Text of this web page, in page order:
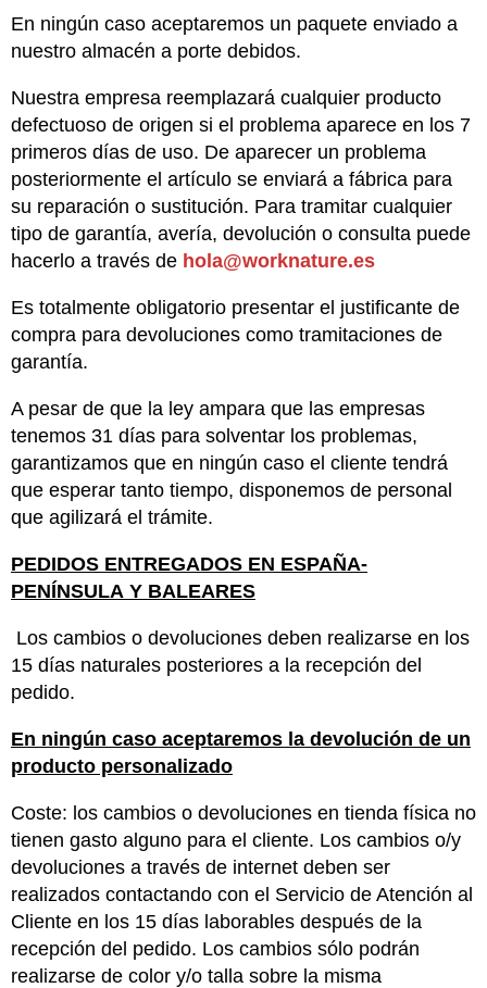
En ningún caso aceptaremos un paquete enviado a
nuestro almacén a porte debidos.
Nuestra empresa reemplazará cualquier producto
defectuoso de origen si el problema aparece en los 7
primeros días de uso. De aparecer un problema
posteriormente el artículo se enviará a fábrica para
su reparación o sustitución. Para tramitar cualquier
tipo de garantía, avería, devolución o consulta puede
hacerlo a través de hola@worknature.es
Es totalmente obligatorio presentar el justificante de
compra para devoluciones como tramitaciones de
garantía.
A pesar de que la ley ampara que las empresas
tenemos 31 días para solventar los problemas,
garantizamos que en ningún caso el cliente tendrá
que esperar tanto tiempo, disponemos de personal
que agilizará el trámite.
PEDIDOS ENTREGADOS EN ESPAÑA-
PENÍNSULA Y BALEARES
Los cambios o devoluciones deben realizarse en los
15 días naturales posteriores a la recepción del
pedido.
En ningún caso aceptaremos la devolución de un
producto personalizado
Coste: los cambios o devoluciones en tienda física no
tienen gasto alguno para el cliente. Los cambios o/y
devoluciones a través de internet deben ser
realizados contactando con el Servicio de Atención al
Cliente en los 15 días laborables después de la
recepción del pedido. Los cambios sólo podrán
realizarse de color y/o talla sobre la misma